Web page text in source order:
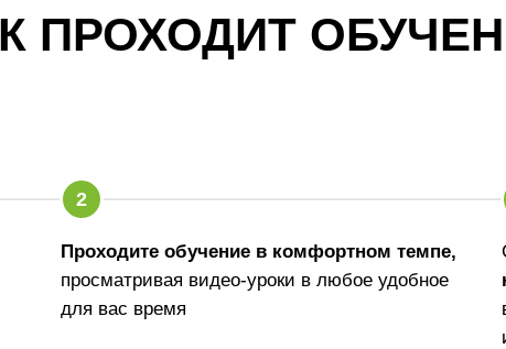
ПРОХОДИТ
Проходите обучение в комфортном темпе,
просматривая видео-уроки в любое удобное
для вас время